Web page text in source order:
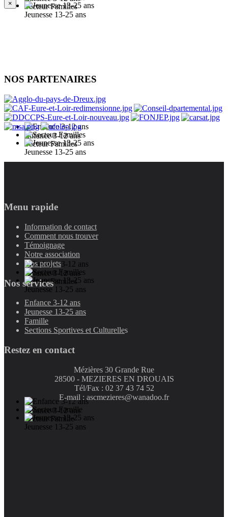
Enfance 3-12 ans
Enfance 3-12 ans
Enfance 3-12 ans
Secteur Familles
Secteur Familles
Secteur Familles
Secteur Famille
Jeunesse 13-25 ans
Jeunesse 13-25 ans
Jeunesse 13-25 ans
Jeunesse 13-25 ans
×
NOS PARTENAIRES
Menu rapide
Information de contact
Comment nous trouver
Témoignage
Notre association
Nos projets
Nos services
Enfance 3-12 ans
Jeunesse 13-25 ans
Famille
Sections Sportives et Culturelles
Restez en contact
Mézières 30 Grande Rue
28500 - MEZIERES EN DROUAIS
Tél/Fax : 02 37 43 74 52
E-mail : ascmezieres@wanadoo.fr